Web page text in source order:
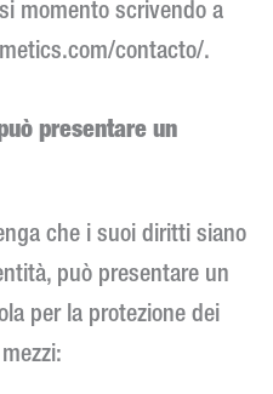
momento scrivendo a
contacto/.
presentare un
che i suoi diritti siano
può presentare un
per la protezione dei